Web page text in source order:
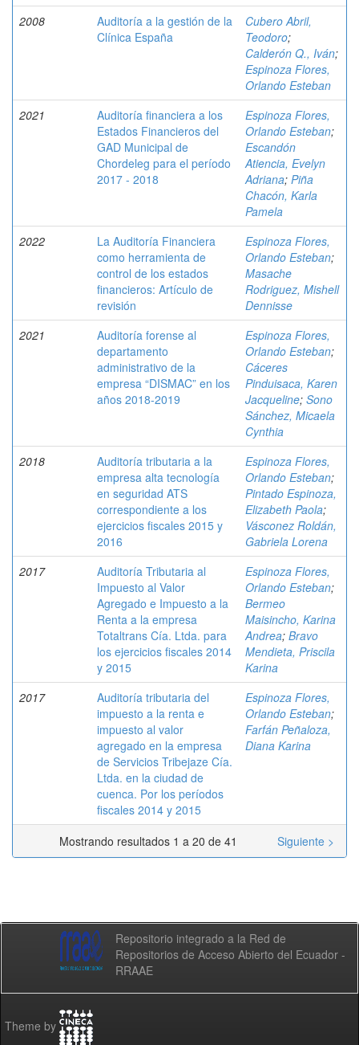
2008
Auditoría a la gestión de la
Clínica España
Cubero Abril,
Teodoro;
Calderón Q., Iván;
Espinoza Flores,
Orlando Esteban
2021
Auditoría financiera a los
Estados Financieros del
GAD Municipal de
Chordeleg para el período
2017 - 2018
Espinoza Flores,
Orlando Esteban;
Escandón
Atiencia, Evelyn
Adriana; Piña
Chacón, Karla
Pamela
2022
La Auditoría Financiera
como herramienta de
control de los estados
financieros: Artículo de
revisión
Espinoza Flores,
Orlando Esteban;
Masache
Rodriguez, Mishell
Dennisse
2021
Auditoría forense al
departamento
administrativo de la
empresa “DISMAC” en los
años 2018-2019
Espinoza Flores,
Orlando Esteban;
Cáceres
Pinduisaca, Karen
Jacqueline; Sono
Sánchez, Micaela
Cynthia
2018
Auditoría tributaria a la
empresa alta tecnología
en seguridad ATS
correspondiente a los
ejercicios fiscales 2015 y
2016
Espinoza Flores,
Orlando Esteban;
Pintado Espinoza,
Elizabeth Paola;
Vásconez Roldán,
Gabriela Lorena
2017
Auditoría Tributaria al
Impuesto al Valor
Agregado e Impuesto a la
Renta a la empresa
Totaltrans Cía. Ltda. para
los ejercicios fiscales 2014
y 2015
Espinoza Flores,
Orlando Esteban;
Bermeo
Maisincho, Karina
Andrea; Bravo
Mendieta, Priscila
Karina
2017
Auditoría tributaria del
impuesto a la renta e
impuesto al valor
agregado en la empresa
de Servicios Tribejaze Cía.
Ltda. en la ciudad de
cuenca. Por los períodos
fiscales 2014 y 2015
Espinoza Flores,
Orlando Esteban;
Farfán Peñaloza,
Diana Karina
Mostrando resultados 1 a 20 de 41 Siguiente >
Repositorio integrado a la Red de
Repositorios de Acceso Abierto del Ecuador -
RRAAE
Theme by